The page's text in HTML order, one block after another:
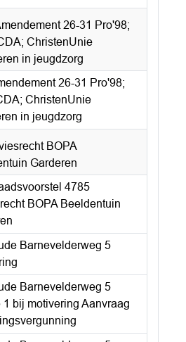
26-31 Pro'98;
ChristenUnie
in jeugdzorg
26-31 Pro'98;
ChristenUnie
in jeugdzorg
BOPA
Garderen
4785
BOPA Beeldentuin
Barnevelderweg 5
Barnevelderweg 5
1 bij motivering Aanvraag